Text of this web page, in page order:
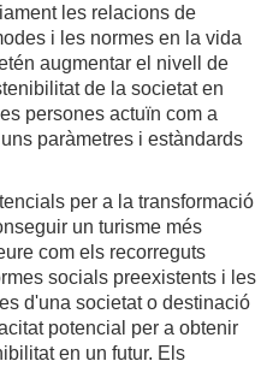
les relacions de
i les normes en la vida
augmentar el nivell de
de la societat en
persones actuïn com a
paràmetres i estàndards
per a la transformació
un turisme més
com els recorreguts
socials preexistents i les
d'una societat o destinació
potencial per a obtenir
en un futur. Els